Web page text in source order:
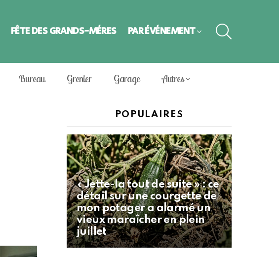
FÊTE DES GRANDS-MÈRES PAR ÉVÈNEMENT
Bureau Grenier Garage Autres
POPULAIRES
« Jette-la tout de suite » : ce
détail sur une courgette de
mon potager a alarmé un
vieux maraîcher en plein
juillet